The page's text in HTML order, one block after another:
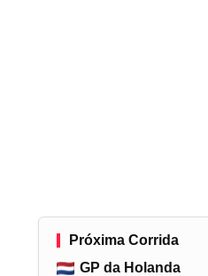
Próxima Corrida
GP da Holanda